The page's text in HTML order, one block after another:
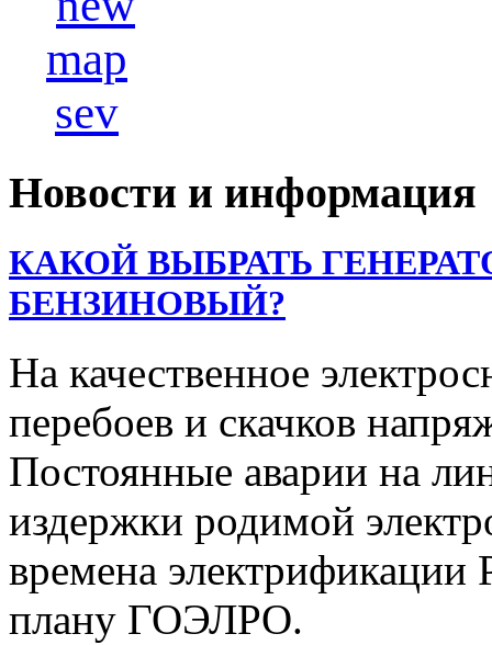
Новости и информация
КАКОЙ ВЫБРАТЬ
БЕНЗИНОВЫЙ?
На качественное
перебоев и скачков
Постоянные аварии на
издержки родимой
времена электрификации
плану ГОЭЛРО.